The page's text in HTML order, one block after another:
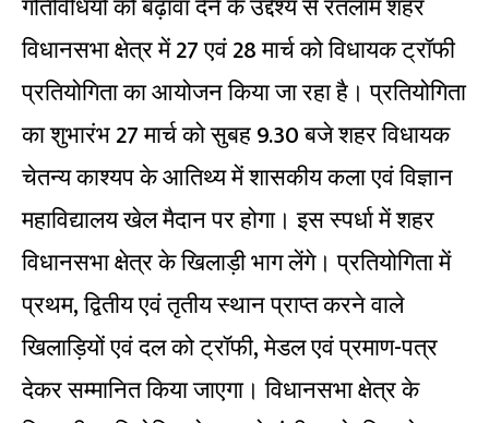
गतिविधियों को बढ़ावा देने के उद्देश्य से रतलाम शहर
विधानसभा क्षेत्र में 27 एवं 28 मार्च को विधायक ट्रॉफी
प्रतियोगिता का आयोजन किया जा रहा है। प्रतियोगिता
का शुभारंभ 27 मार्च को सुबह 9.30 बजे शहर विधायक
चेतन्य काश्यप के आतिथ्य में शासकीय कला एवं विज्ञान
महाविद्यालय खेल मैदान पर होगा। इस स्पर्धा में शहर
विधानसभा क्षेत्र के खिलाड़ी भाग लेंगे। प्रतियोगिता में
प्रथम, द्वितीय एवं तृतीय स्थान प्राप्त करने वाले
खिलाड़ियों एवं दल को ट्रॉफी, मेडल एवं प्रमाण-पत्र
देकर सम्मानित किया जाएगा। विधानसभा क्षेत्र के